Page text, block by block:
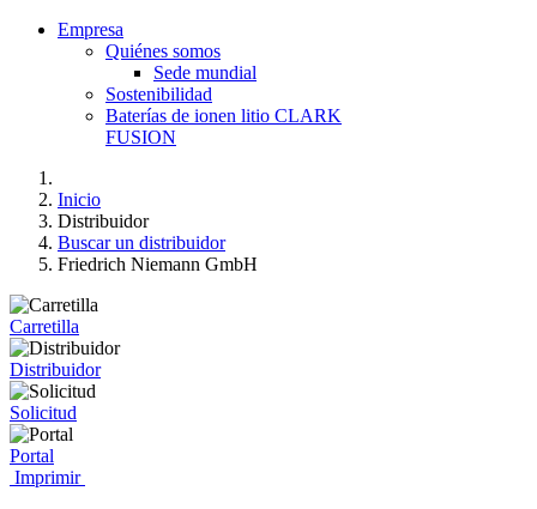
Empresa
Quiénes somos
Sede mundial
Sostenibilidad
Baterías de ionen litio CLARK
FUSION
Inicio
Distribuidor
Buscar un distribuidor
Friedrich Niemann GmbH
Carretilla
Distribuidor
Solicitud
Portal
Imprimir